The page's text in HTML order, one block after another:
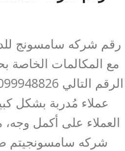
رقم شركه سامسونج
مع المكالمات الخاصة
عملاء مُدربة بشكل
العملاء على أكمل
شركه سامسونجيتم